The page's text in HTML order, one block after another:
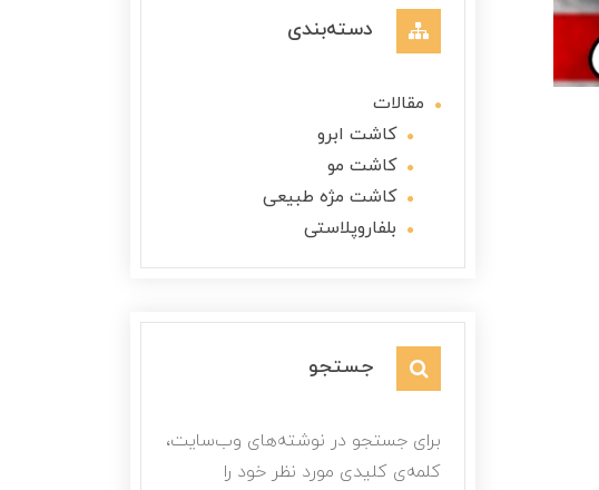
دسته‌بندی
مقالات
کاشت ابرو
کاشت مو
کاشت مژه طبیعی
بلفاروپلاستی
جستجو
برای جستجو در نوشته‌های وب‌سایت،
کلمه‌ی کلیدی مورد نظر خود را